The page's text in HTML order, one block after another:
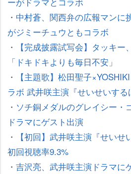
・ 中村蒼、関西弁の広報マンに
がジミーチュウともコラボ
・
【完成披露試写会】タッキー
「ドキドキよりも毎日不安」
・
【主題歌】松田聖子
ラボ 武井咲主演『せいせいする
・ ソチ銅メダルのグレイシー・
ドラマにゲスト出演
・
【初回】武井咲主演『せいせ
初回視聴率9.3%
・ 吉沢亮、武井咲主演ドラマに